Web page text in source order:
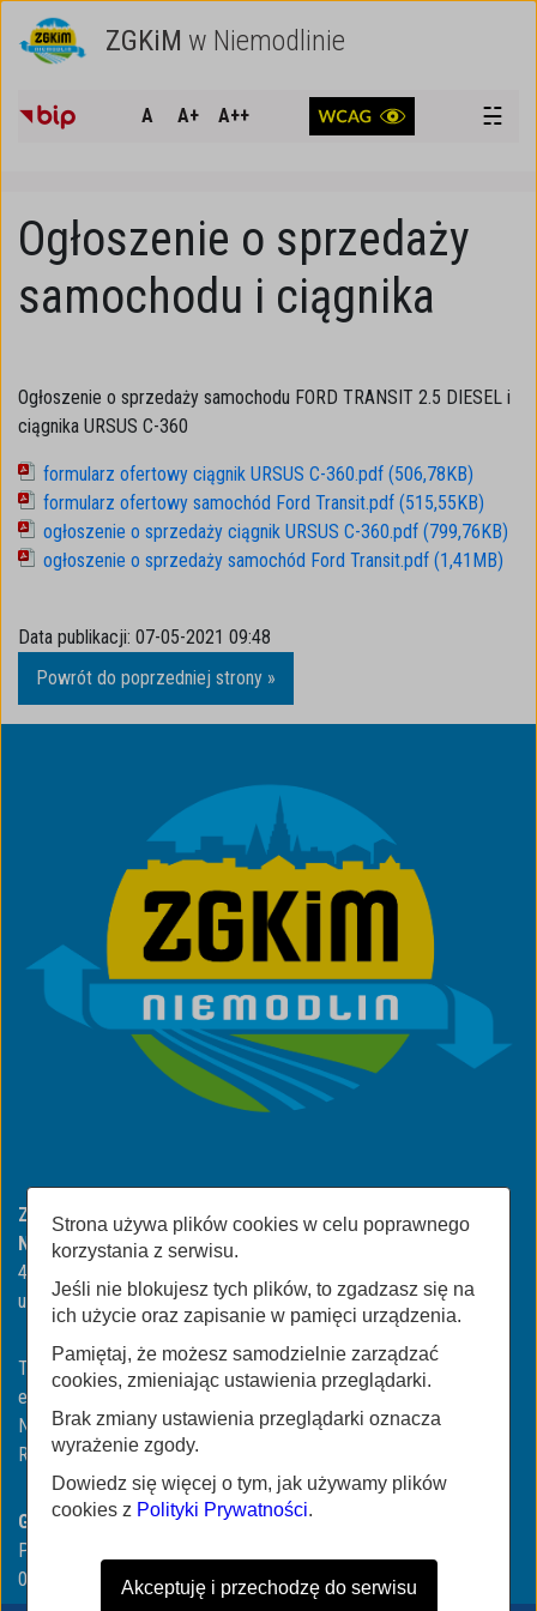
ZGKiM w Niemodlinie
A A+ A++ ☵
Ogłoszenie o sprzedaży
samochodu i ciągnika
Ogłoszenie o sprzedaży samochodu FORD TRANSIT 2.5 DIESEL i
ciągnika URSUS C-360
formularz ofertowy ciągnik URSUS C-360.pdf (506,78KB)
formularz ofertowy samochód Ford Transit.pdf (515,55KB)
ogłoszenie o sprzedaży ciągnik URSUS C-360.pdf (799,76KB)
ogłoszenie o sprzedaży samochód Ford Transit.pdf (1,41MB)
Data publikacji: 07-05-2021 09:48
Powrót do poprzedniej strony »
Zakład Gospodarki Komunalnej i Mieszkaniowej w
Niemodlinie
49-100 Niemodlin
ul. ul. Wojska Polskiego 3
Tel/Fax: +48774606423 | +48774606318
email:
biuro@zgkimniemodlin.pl
NIP: 991-040-80-56
REGON: 160163206
Godziny urzędowania:
Poniedziałek - Piątek
07:00 - 15:00
Strona używa plików cookies w celu poprawnego
korzystania z serwisu.
Jeśli nie blokujesz tych plików, to zgadzasz się na
ich użycie oraz zapisanie w pamięci urządzenia.
Pamiętaj, że możesz samodzielnie zarządzać
cookies, zmieniając ustawienia przeglądarki.
Brak zmiany ustawienia przeglądarki oznacza
wyrażenie zgody.
Dowiedz się więcej o tym, jak używamy plików
cookies z Polityki Prywatności.
Akceptuję i przechodzę do serwisu